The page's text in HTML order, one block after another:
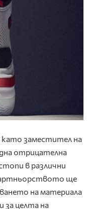
като заместител на
отрицателна
в различни
ще
на материала
за целта на